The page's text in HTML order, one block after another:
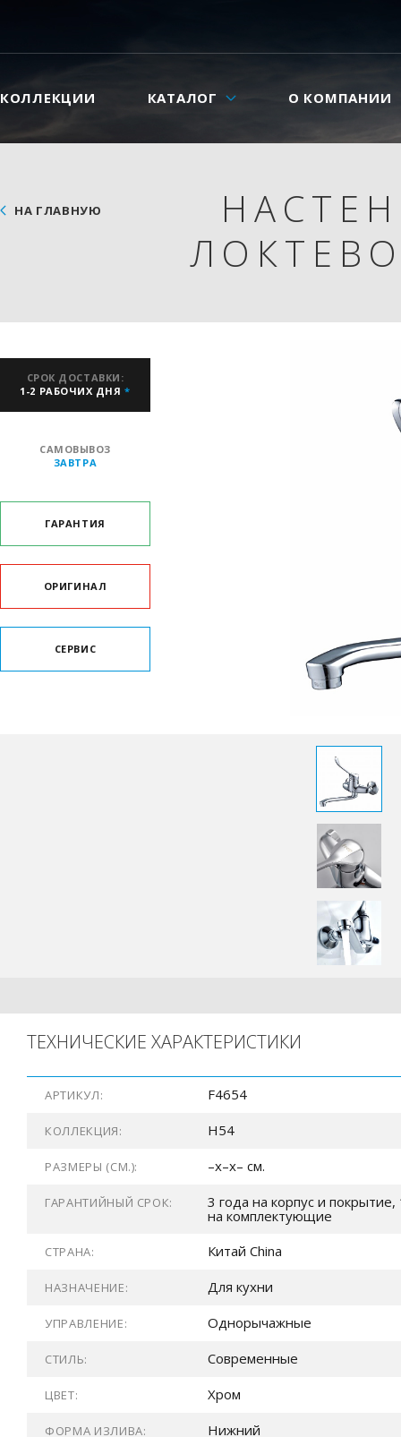
КОЛЛЕКЦИИ КАТАЛОГ О КОМПАНИИ
НА ГЛАВНУЮ
СРОК ДОСТАВКИ:
1-2 РАБОЧИХ ДНЯ*
САМОВЫВОЗ
ЗАВТРА
ГАРАНТИЯ
ОРИГИНАЛ
СЕРВИС
ТЕХНИЧЕСКИЕ ХАРАКТЕРИСТИКИ
АРТИКУЛ: F4654
КОЛЛЕКЦИЯ: H54
РАЗМЕРЫ (СМ.): –x–x– см.
ГАРАНТИЙНЫЙ СРОК:
3 года на корпус и покрытие,
на комплектующие
СТРАНА: Китай China
НАЗНАЧЕНИЕ: Для кухни
УПРАВЛЕНИЕ: Однорычажные
СТИЛЬ: Современные
ЦВЕТ: Хром
ФОРМА ИЗЛИВА: Нижний